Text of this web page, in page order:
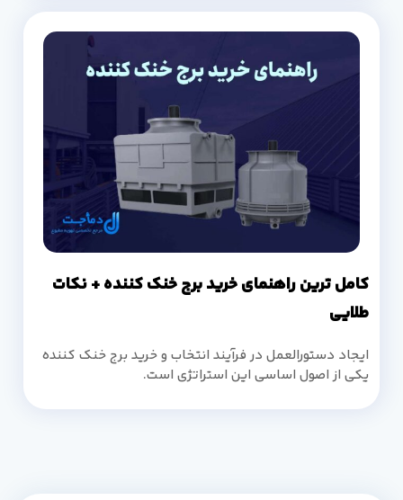
کامل ترین راهنمای خرید برج خنک کننده + نکات
طلایی
ایجاد دستورالعمل در فرآیند انتخاب و خرید برج خنک کننده
یکی از اصول اساسی این استراتژی است.